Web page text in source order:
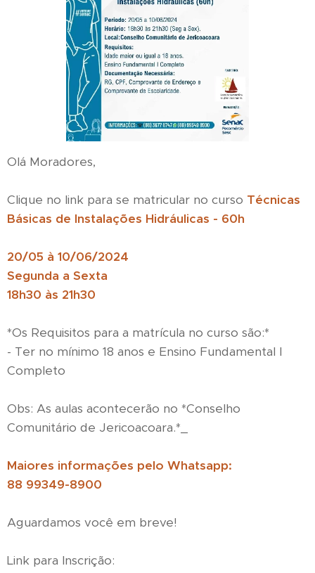
Olá Moradores,
Clique no link para se matricular no curso Técnicas
Básicas de Instalações Hidráulicas - 60h
20/05 à 10/06/2024
Segunda a Sexta
18h30 às 21h30
*Os Requisitos para a matrícula no curso são:*
- Ter no mínimo 18 anos e Ensino Fundamental I
Completo
Obs: As aulas acontecerão no *Conselho
Comunitário de Jericoacoara.*_
Maiores informações pelo Whatsapp:
88 99349-8900
Aguardamos você em breve!
Link para Inscrição: